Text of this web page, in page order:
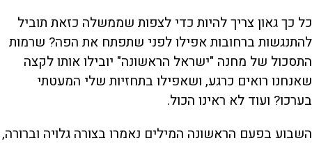
כל כך גאון צריך להיות כדי לצפות שממשלה כזאת תוביל
להתנגשות ברחובות אפילו לפני שתפתח את הפה? שרמות
התסכול של מחנה "ישראל הראשונה" יובילו אותו לקצה
שאנחנו רואים כרגע, ושאפילו בתחזיות שלי המעטתי
בערכו? ועוד לא ראינו הכול.
השבוע בפעם הראשונה המילים נאמרו בצורה גלויה וברורה,